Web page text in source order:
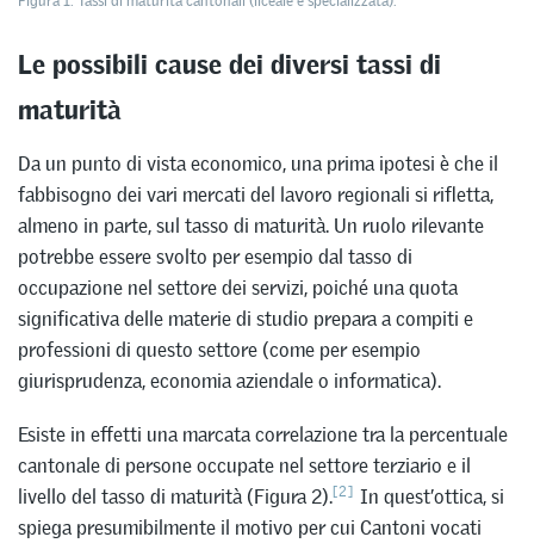
Le possibili cause dei diversi tassi di
maturità
Da un punto di vista economico, una prima ipotesi è che il
fabbisogno dei vari mercati del lavoro regionali si rifletta,
almeno in parte, sul tasso di maturità. Un ruolo rilevante
potrebbe essere svolto per esempio dal tasso di
occupazione nel settore dei servizi, poiché una quota
significativa delle materie di studio prepara a compiti e
professioni di questo settore (come per esempio
giurisprudenza, economia aziendale o informatica).
Esiste in effetti una marcata correlazione tra la percentuale
cantonale di persone occupate nel settore terziario e il
livello del tasso di maturità (Figura 2).[2] In quest’ottica, si
spiega presumibilmente il motivo per cui Cantoni vocati